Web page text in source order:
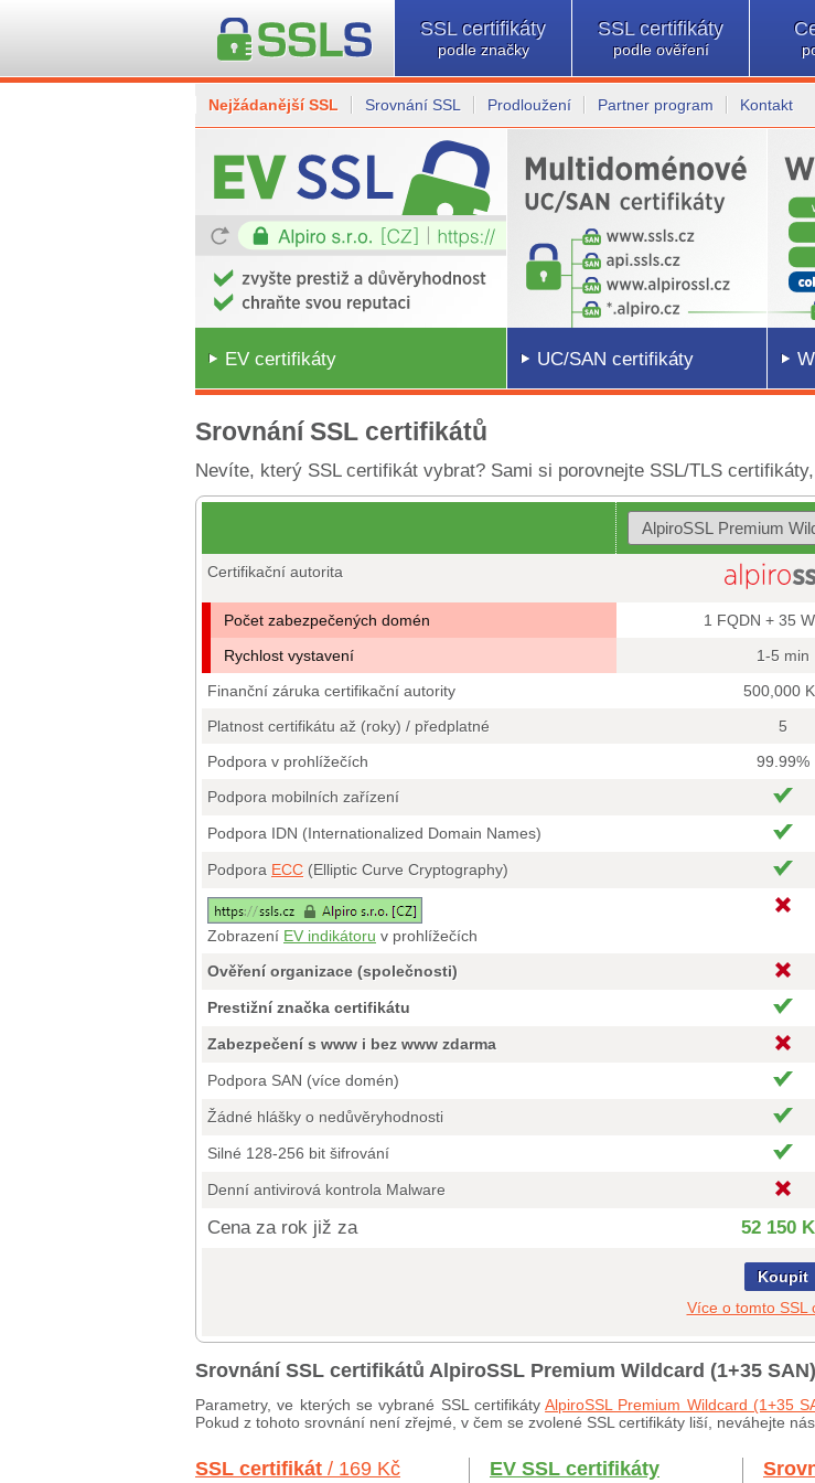
SSL certifikáty
podle značky
SSL certifikáty
podle ověření
Nejžádanější SSL Srovnání SSL Prodloužení Partner program Kontakt
EV certifikáty UC/SAN certifikáty
Srovnání SSL certifikátů
Nevíte, který SSL certifikát vybrat? Sami si porovnejte SSL/TLS
Certifikační autorita
Počet zabezpečených domén 1 FQDN + 35
Rychlost vystavení
1-5 min
Finanční záruka certifikační autority
500,000
Platnost certifikátu až (roky) / předplatné
5
Podpora v prohlížečích
99.99%
Podpora mobilních zařízení
Podpora IDN (Internationalized Domain Names)
Podpora ECC (Elliptic Curve Cryptography)
Zobrazení EV indikátoru v prohlížečích
Ověření organizace (společnosti)
Prestižní značka certifikátu
Zabezpečení s www i bez www zdarma
Podpora SAN (více domén)
Žádné hlášky o nedůvěryhodnosti
Silné 128-256 bit šifrování
Denní antivirová kontrola Malware
Cena za rok již za 52 150
Koupit
Více o tomto SSL
Srovnání SSL certifikátů AlpiroSSL Premium Wildcard (1+35
Parametry, ve kterých se vybrané SSL certifikátyAlpiroSSL Premium Wildcard (1+35
Pokud z tohoto srovnání není zřejmé, v čem se zvolené SSL certifikáty liší, neváhejte
SSL certifikát / 169 Kč EV SSL certifikáty